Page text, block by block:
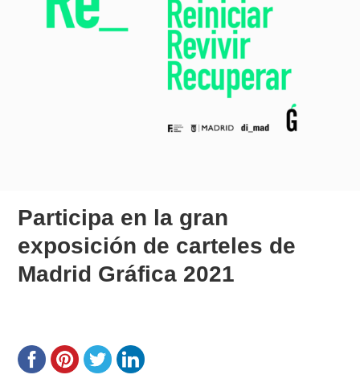
Participa en la gran
exposición de carteles de
Madrid Gráfica 2021